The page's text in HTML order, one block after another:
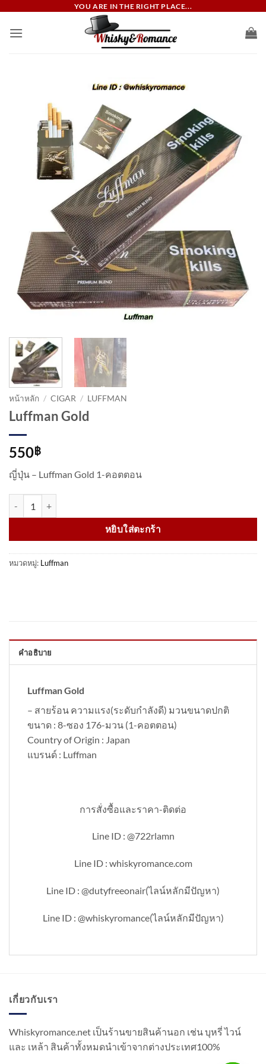
YOU ARE IN THE RIGHT PLACE...
หน้าหลัก / CIGAR / LUFFMAN
Luffman Gold
550฿
ญี่ปุ่น – Luffman Gold 1-คอตตอน
หยิบใส่ตะกร้า
หมวดหมู่: Luffman
คำอธิบาย
Luffman Gold
– สายร้อน ความแรง(ระดับกำลังดี) มวนขนาดปกติ
ขนาด : 8-ซอง 176-มวน (1-คอตตอน)
Country of Origin : Japan
แบรนด์ : Luffman
การสั่งซื้อและราคา-ติดต่อ
Line ID : @722rlamn
Line ID : whiskyromance.com
Line ID : @dutyfreeonair(ไลน์หลักมีปัญหา)
Line ID : @whiskyromance(ไลน์หลักมีปัญหา)
เกี่ยวกับเรา
Whiskyromance.net เป็นร้านขายสินค้านอก เช่น บุหรี่ ไวน์
และ เหล้า สินค้าทั้งหมดนำเข้าจากต่างประเทศ100%